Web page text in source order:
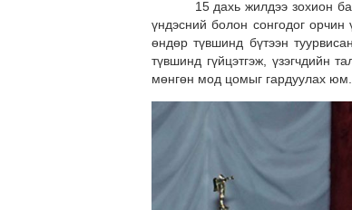
15 дахь жилдээ зохион
үндэсний болон сонгодог
өндөр түвшинд бүтээн
түвшинд гүйцэтгэж, үзэгчдийн
мөнгөн мод цомыг гардуулах юм.